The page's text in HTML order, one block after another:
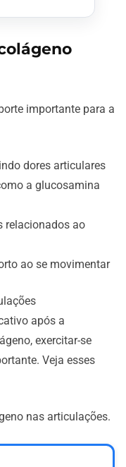
importante para a
dores articulares
a glucosamina
relacionados ao
ao se movimentar
após a
exercitar-se
Veja esses
nas articulações.